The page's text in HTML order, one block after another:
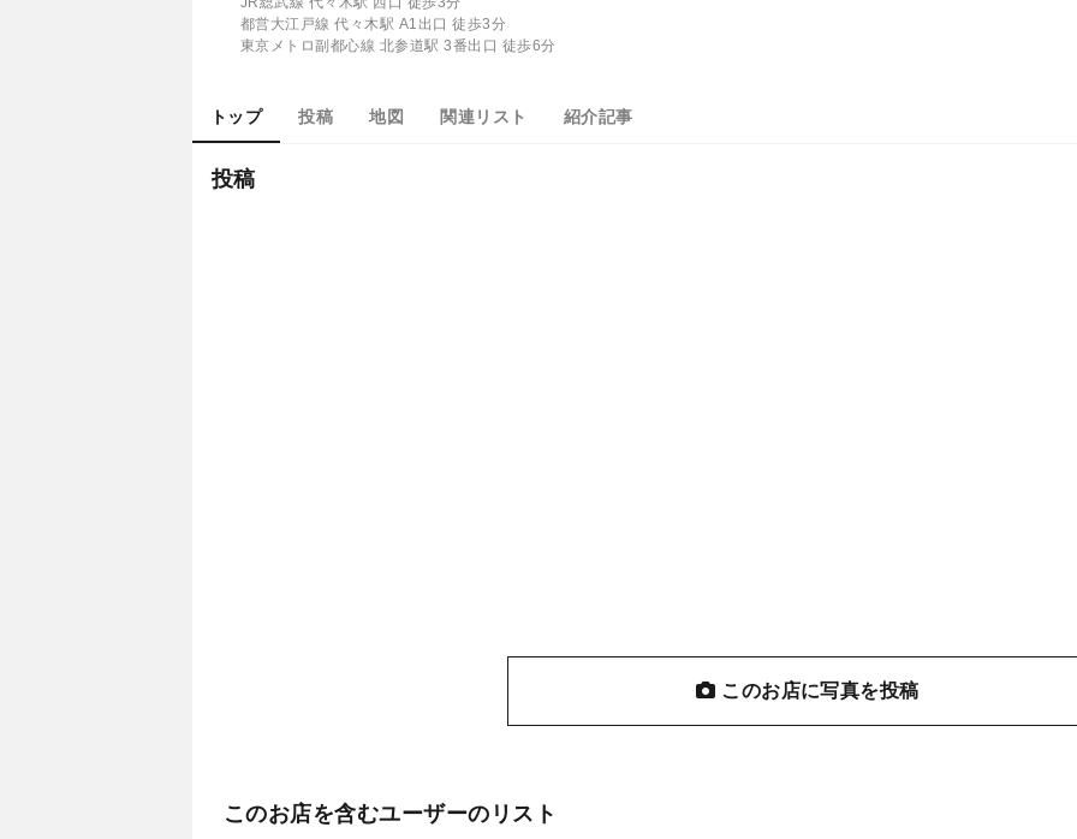
都営大江戸線 代々木駅 A1出口 徒歩3分
東京メトロ副都心線 北参道駅 3番出口 徒歩6分
トップ 投稿 地図 関連リスト 紹介記事
投稿
このお店に写真を投稿
このお店を含むユーザーのリスト